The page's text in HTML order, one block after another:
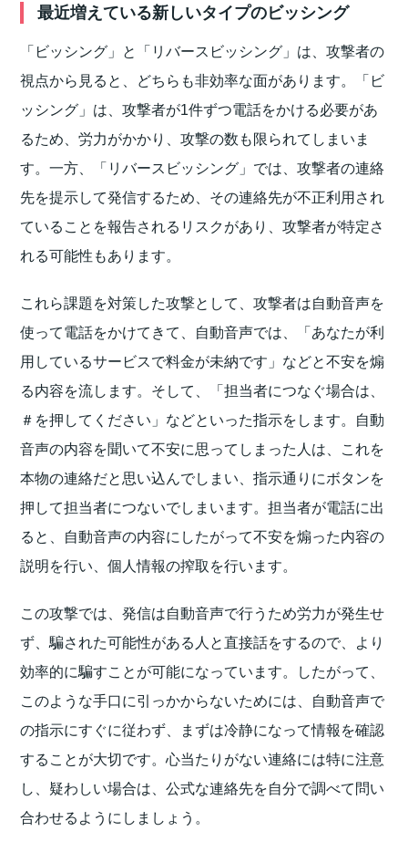
最近増えている新しいタイプのビッシング
「ビッシング」と「リバースビッシング」は、攻撃者の
視点から見ると、どちらも非効率な面があります。「ビ
ッシング」は、攻撃者が1件ずつ電話をかける必要があ
るため、労力がかかり、攻撃の数も限られてしまいま
す。一方、「リバースビッシング」では、攻撃者の連絡
先を提示して発信するため、その連絡先が不正利用され
ていることを報告されるリスクがあり、攻撃者が特定さ
れる可能性もあります。
これら課題を対策した攻撃として、攻撃者は自動音声を
使って電話をかけてきて、自動音声では、「あなたが利
用しているサービスで料金が未納です」などと不安を煽
る内容を流します。そして、「担当者につなぐ場合は、
＃を押してください」などといった指示をします。自動
音声の内容を聞いて不安に思ってしまった人は、これを
本物の連絡だと思い込んでしまい、指示通りにボタンを
押して担当者につないでしまいます。担当者が電話に出
ると、自動音声の内容にしたがって不安を煽った内容の
説明を行い、個人情報の搾取を行います。
この攻撃では、発信は自動音声で行うため労力が発生せ
ず、騙された可能性がある人と直接話をするので、より
効率的に騙すことが可能になっています。したがって、
このような手口に引っかからないためには、自動音声で
の指示にすぐに従わず、まずは冷静になって情報を確認
することが大切です。心当たりがない連絡には特に注意
し、疑わしい場合は、公式な連絡先を自分で調べて問い
合わせるようにしましょう。